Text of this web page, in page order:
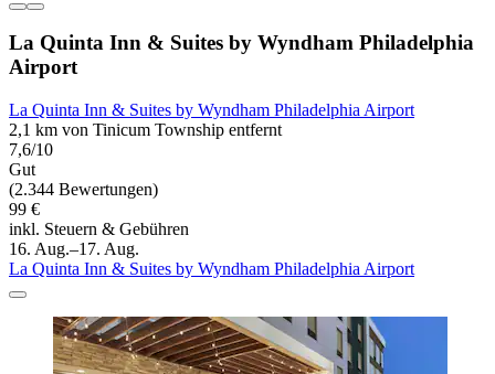
La Quinta Inn & Suites by Wyndham Philadelphia
Airport
La Quinta Inn & Suites by Wyndham Philadelphia Airport
2,1 km von Tinicum Township entfernt
7,6/10
Gut
(2.344 Bewertungen)
99 €
inkl. Steuern & Gebühren
16. Aug.–17. Aug.
La Quinta Inn & Suites by Wyndham Philadelphia Airport